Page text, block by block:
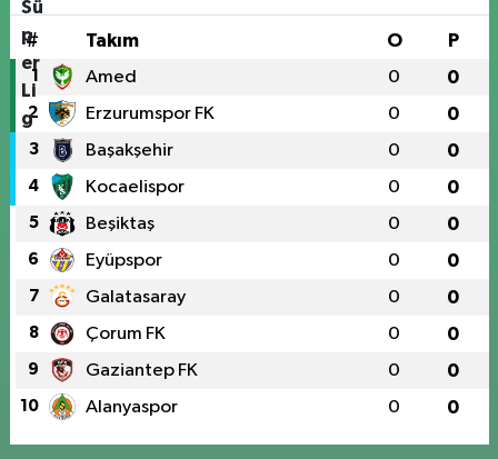
# Takım O P
1 Amed 0 0
2 Erzurumspor FK 0 0
3 Başakşehir 0 0
4 Kocaelispor 0 0
5 Beşiktaş 0 0
6 Eyüpspor 0 0
7 Galatasaray 0 0
8 Çorum FK 0 0
9 Gaziantep FK 0 0
10 Alanyaspor 0 0